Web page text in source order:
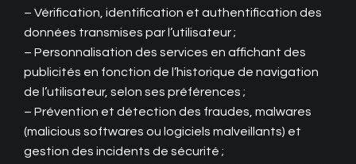
– Vérification, identification et authentification des
données transmises par l’utilisateur ;
– Personnalisation des services en affichant des
publicités en fonction de l’historique de navigation
de l’utilisateur, selon ses préférences ;
– Prévention et détection des fraudes, malwares
(malicious softwares ou logiciels malveillants) et
gestion des incidents de sécurité ;